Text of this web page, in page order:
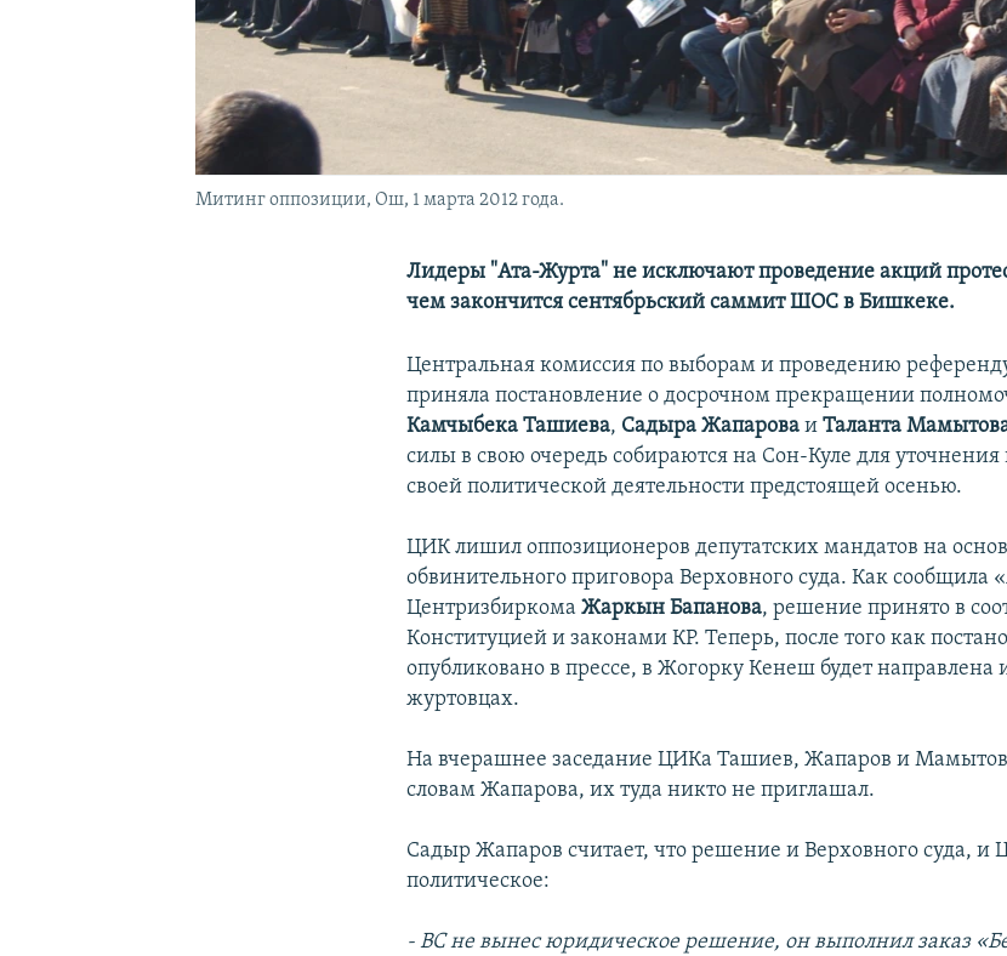
Митинг оппозиции, Ош, 1 марта 2012 года.
Лидеры "Ата-Журта" не исключают проведение акций
чем закончится сентябрьский саммит ШОС в Бишкеке.
Центральная комиссия по выборам и проведению
приняла постановление о досрочном прекращении
Камчыбека Ташиева, Садыра ЖапароваиТаланта
силы в свою очередь собираются на Сон-Куле для
своей политической деятельности предстоящей осенью.
ЦИК лишил оппозиционеров депутатских мандатов на
обвинительного приговора Верховного суда. Как сообщила
ЦентризбиркомаЖаркын Бапанова, решение принято в
Конституцией и законами КР. Теперь, после того как
опубликовано в прессе, в Жогорку Кенеш будет направлена
журтовцах.
На вчерашнее заседание ЦИКа Ташиев, Жапаров и
словам Жапарова, их туда никто не приглашал.
Садыр Жапаров считает, что решение и Верховного суда, и
политическое:
- ВС не вынес юридическое решение, он выполнил заказ